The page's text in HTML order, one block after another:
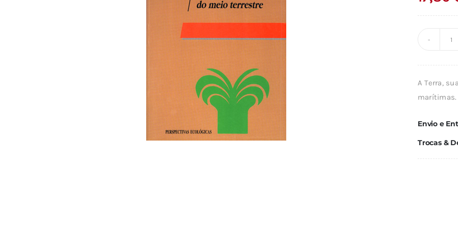
A Terra,
marítimas.
Envio e
Trocas &